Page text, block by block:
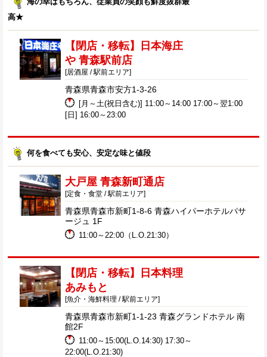
高★
【閉店・移転】日本海庄
や 青森駅前店
[居酒屋 / 駅前エリア]
青森県青森市安方1-3-26
[月～土(祝日含む)] 11:00～14:00 17:00～翌1:00
[日] 16:00～23:00
何を食べても安心、安定な味と値段
大戸屋 青森新町通店
[定食・食堂 / 駅前エリア]
青森県青森市新町1-8-6 青森ハイパーホテルパサ
ージュ 1F
11:00～22:00（L.O.21:30）
【閉店・移転】日本料理
あみもと
[魚介・海鮮料理 / 駅前エリア]
青森県青森市新町1-1-23 青森グランドホテル 南
館2F
11:00～15:00(L.O.14:30) 17:30～
22:00(L.O.21:30)